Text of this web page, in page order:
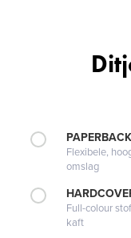
PAPERBACK
Flexibele,
omslag
Full-colour
kaft